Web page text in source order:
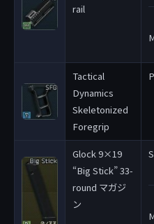
rail
Tactical
Dynamics
Skeletonized
Foregrip
Glock 9×19
“Big Stick” 33-
round マガジ
ン